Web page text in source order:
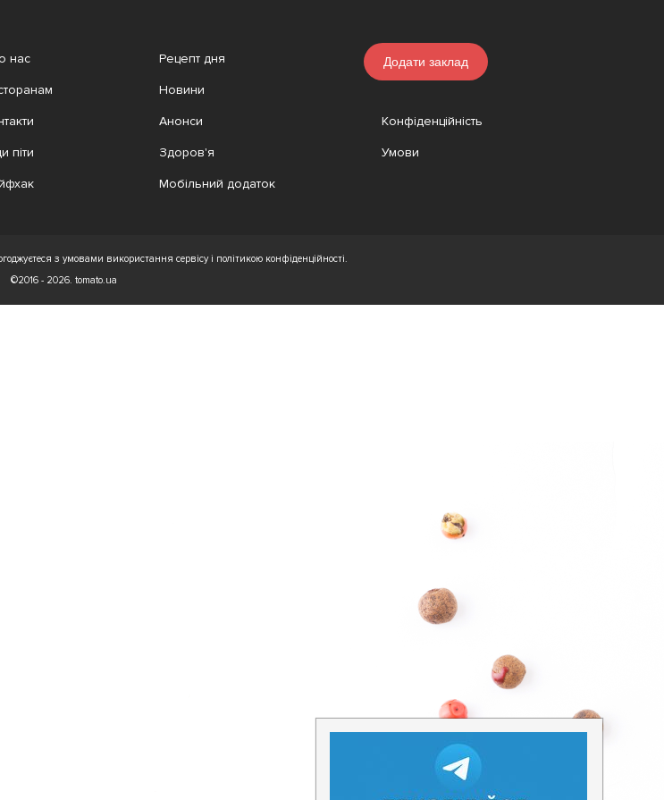
нас
піти
Рецепт дня
Новини
Анонси
Здоров'я
Мобільний додаток
Додати заклад
Конфіденційність
Умови
з умовами використання сервісу і політикою конфіденційності.
©2016 - 2026. tomato.ua